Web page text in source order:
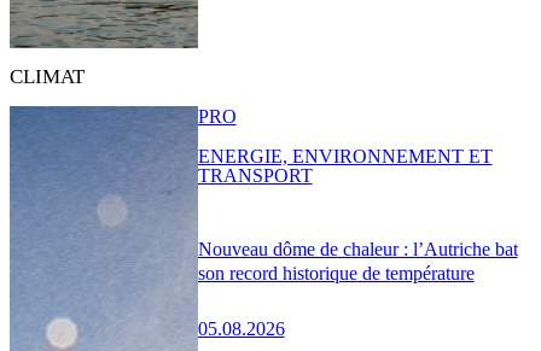
CLIMAT
Nouveau dôme de chaleur : l’Autriche bat
son record historique de température
05.08.2026
PRO
ENERGIE, ENVIRONNEMENT ET
TRANSPORT